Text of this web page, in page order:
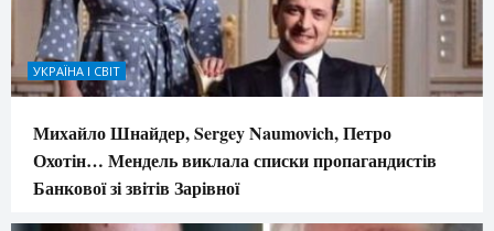
УКРАЇНА І СВІТ
Михайло Шнайдер, Sergey Naumovich, Петро
Охотін… Мендель виклала списки пропагандистів
Банкової зі звітів Зарівної